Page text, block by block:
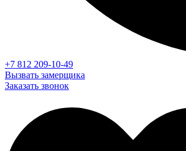
+7 812 209-10-49
Вызвать замерщика
Заказать звонок